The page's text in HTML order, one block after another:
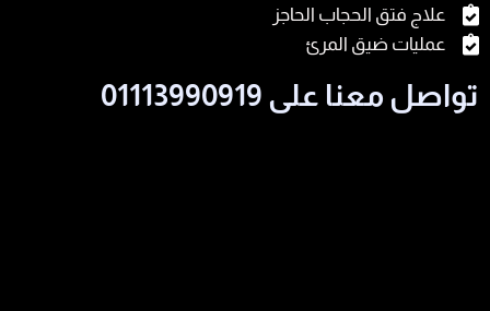
علاج فتق الحجاب الحاجز
عمليات ضيق المرئ
تواصل معنا على 01113990919